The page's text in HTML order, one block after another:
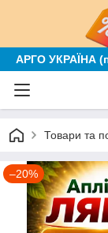
АРГО УКРАЇНА
Товари та
–20%